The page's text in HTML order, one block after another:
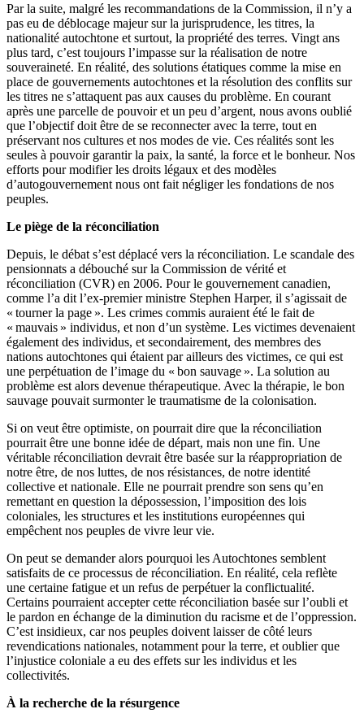
Par la suite, malgré les recommandations de la Commission, il n’y a
pas eu de déblocage majeur sur la jurisprudence, les titres, la
nationalité autochtone et surtout, la propriété des terres. Vingt ans
plus tard, c’est toujours l’impasse sur la réalisation de notre
souveraineté. En réalité, des solutions étatiques comme la mise en
place de gouvernements autochtones et la résolution des conflits sur
les titres ne s’attaquent pas aux causes du problème. En courant
après une parcelle de pouvoir et un peu d’argent, nous avons oublié
que l’objectif doit être de se reconnecter avec la terre, tout en
préservant nos cultures et nos modes de vie. Ces réalités sont les
seules à pouvoir garantir la paix, la santé, la force et le bonheur. Nos
efforts pour modifier les droits légaux et des modèles
d’autogouvernement nous ont fait négliger les fondations de nos
peuples.
Le piège de la réconciliation
Depuis, le débat s’est déplacé vers la réconciliation. Le scandale des
pensionnats a débouché sur la Commission de vérité et
réconciliation (CVR) en 2006. Pour le gouvernement canadien,
comme l’a dit l’ex-premier ministre Stephen Harper, il s’agissait de
« tourner la page ». Les crimes commis auraient été le fait de
« mauvais » individus, et non d’un système. Les victimes devenaient
également des individus, et secondairement, des membres des
nations autochtones qui étaient par ailleurs des victimes, ce qui est
une perpétuation de l’image du « bon sauvage ». La solution au
problème est alors devenue thérapeutique. Avec la thérapie, le bon
sauvage pouvait surmonter le traumatisme de la colonisation.
Si on veut être optimiste, on pourrait dire que la réconciliation
pourrait être une bonne idée de départ, mais non une fin. Une
véritable réconciliation devrait être basée sur la réappropriation de
notre être, de nos luttes, de nos résistances, de notre identité
collective et nationale. Elle ne pourrait prendre son sens qu’en
remettant en question la dépossession, l’imposition des lois
coloniales, les structures et les institutions européennes qui
empêchent nos peuples de vivre leur vie.
On peut se demander alors pourquoi les Autochtones semblent
satisfaits de ce processus de réconciliation. En réalité, cela reflète
une certaine fatigue et un refus de perpétuer la conflictualité.
Certains pourraient accepter cette réconciliation basée sur l’oubli et
le pardon en échange de la diminution du racisme et de l’oppression.
C’est insidieux, car nos peuples doivent laisser de côté leurs
revendications nationales, notamment pour la terre, et oublier que
l’injustice coloniale a eu des effets sur les individus et les
collectivités.
À la recherche de la résurgence